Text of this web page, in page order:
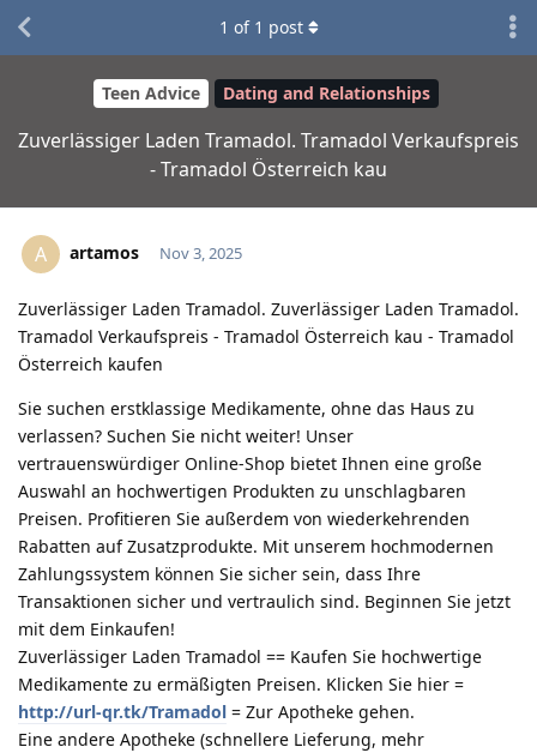
Teen Advice Dating and Relationships
Zuverlässiger Laden Tramadol. Tramadol Verkaufspreis
- Tramadol Österreich kau
1 of 1 post
A artamos Nov 3, 2025
Zuverlässiger Laden Tramadol. Zuverlässiger Laden Tramadol.
Tramadol Verkaufspreis - Tramadol Österreich kau - Tramadol
Österreich kaufen
Sie suchen erstklassige Medikamente, ohne das Haus zu
verlassen? Suchen Sie nicht weiter! Unser
vertrauenswürdiger Online-Shop bietet Ihnen eine große
Auswahl an hochwertigen Produkten zu unschlagbaren
Preisen. Profitieren Sie außerdem von wiederkehrenden
Rabatten auf Zusatzprodukte. Mit unserem hochmodernen
Zahlungssystem können Sie sicher sein, dass Ihre
Transaktionen sicher und vertraulich sind. Beginnen Sie jetzt
mit dem Einkaufen!
Zuverlässiger Laden Tramadol == Kaufen Sie hochwertige
Medikamente zu ermäßigten Preisen. Klicken Sie hier =
http://url-qr.tk/Tramadol = Zur Apotheke gehen.
Eine andere Apotheke (schnellere Lieferung, mehr